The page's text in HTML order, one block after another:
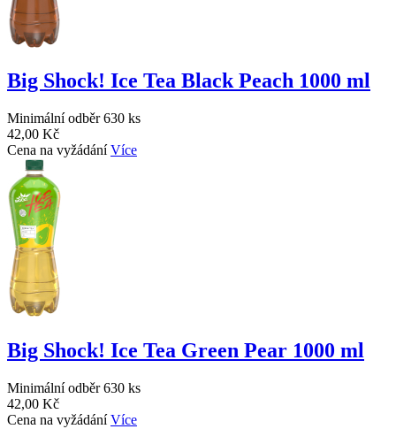
Big Shock! Ice Tea Black Peach 1000 ml
Minimální odběr 630 ks
42,00 Kč
Cena na vyžádáníVíce
Big Shock! Ice Tea Green Pear 1000 ml
Minimální odběr 630 ks
42,00 Kč
Cena na vyžádáníVíce